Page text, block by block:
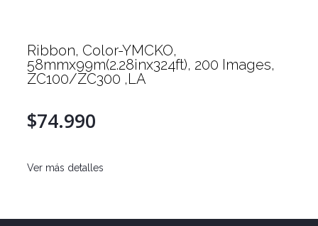
Ribbon, Color-YMCKO,
58mmx99m(2.28inx324ft), 200 Images,
ZC100/ZC300 ,LA
$74.990
Ver más detalles